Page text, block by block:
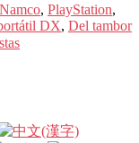
Namco, PlayStation,
DX, Del tambor